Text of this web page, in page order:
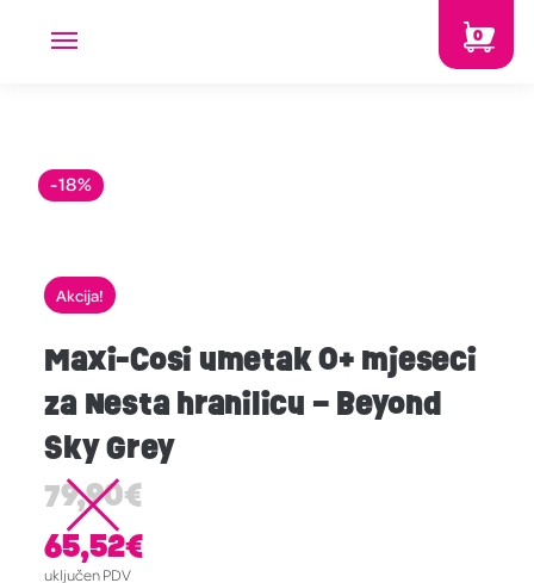
0
Akcija!
Maxi-Cosi umetak 0+ mjeseci
za Nesta hranilicu – Beyond
Sky Grey
79,90€
65,52€
uključen PDV
-18%